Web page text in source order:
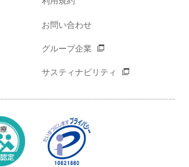
お問い合わせ
グループ企業
サスティナビリティ